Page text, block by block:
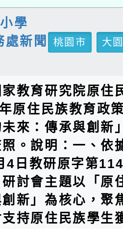
學
處新聞
桃園市
大
教育研究院原住
原住民族教育政
來：傳承與創新
。說明：一、依
4日教研原字第
討會主題以「原
新」為核心，聚
持原住民族學生